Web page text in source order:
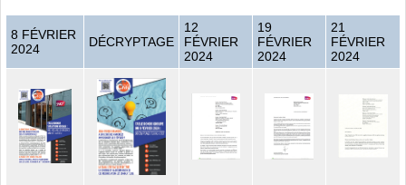
8 FÉVRIER
2024
DÉCRYPTAGE
12
FÉVRIER
2024
19
FÉVRIER
2024
21
FÉVRIER
2024